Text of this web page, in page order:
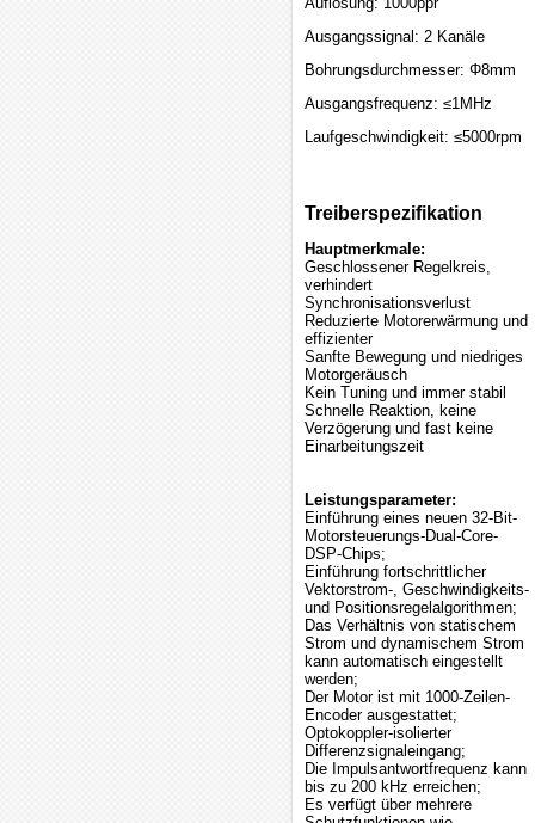
Ausgangssignal: 2 Kanäle
Bohrungsdurchmesser: Φ8mm
Ausgangsfrequenz: ≤1MHz
Laufgeschwindigkeit: ≤5000rpm
Treiberspezifikation
Hauptmerkmale:
Geschlossener Regelkreis,
verhindert
Synchronisationsverlust
Reduzierte Motorerwärmung und
effizienter
Sanfte Bewegung und niedriges
Motorgeräusch
Kein Tuning und immer stabil
Schnelle Reaktion, keine
Verzögerung und fast keine
Einarbeitungszeit
Leistungsparameter:
Einführung eines neuen 32-Bit-
Motorsteuerungs-Dual-Core-
DSP-Chips;
Einführung fortschrittlicher
Vektorstrom-, Geschwindigkeits-
und Positionsregelalgorithmen;
Das Verhältnis von statischem
Strom und dynamischem Strom
kann automatisch eingestellt
werden;
Der Motor ist mit 1000-Zeilen-
Encoder ausgestattet;
Optokoppler-isolierter
Differenzsignaleingang;
Die Impulsantwortfrequenz kann
bis zu 200 kHz erreichen;
Es verfügt über mehrere